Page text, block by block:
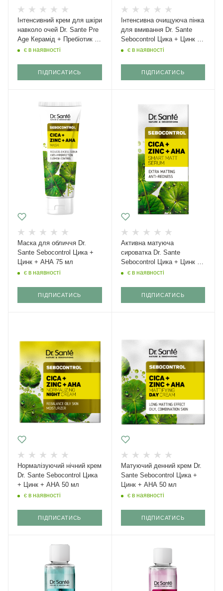
Інтенсивний крем для шкіри
навколо очей Dr. Sante Pre
Age Керамід + Пребіотик 15
млє в наявності
ПІДПИСАТИСЬ
Інтенсивна очищуюча пінка
для вмивання Dr. Sante
Sebocontrol Цика + Цинк +
АНА 150 мл
є в наявності
ПІДПИСАТИСЬ
Маска для обличчя Dr.
Sante Sebocontrol Цика +
Цинк + АНА 75 мл
є в наявності
ПІДПИСАТИСЬ
Активна матуюча
сироватка Dr. Sante
Sebocontrol Цика + Цинк +
АНА 30 мл
є в наявності
ПІДПИСАТИСЬ
Нормалізуючий нічний крем
Dr. Sante Sebocontrol Цика
+ Цинк + АНА 50 мл
є в наявності
ПІДПИСАТИСЬ
Матуючий денний крем Dr.
Sante Sebocontrol Цика +
Цинк + АНА 50 мл
є в наявності
ПІДПИСАТИСЬ